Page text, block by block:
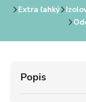
Extra ľahký
Popis